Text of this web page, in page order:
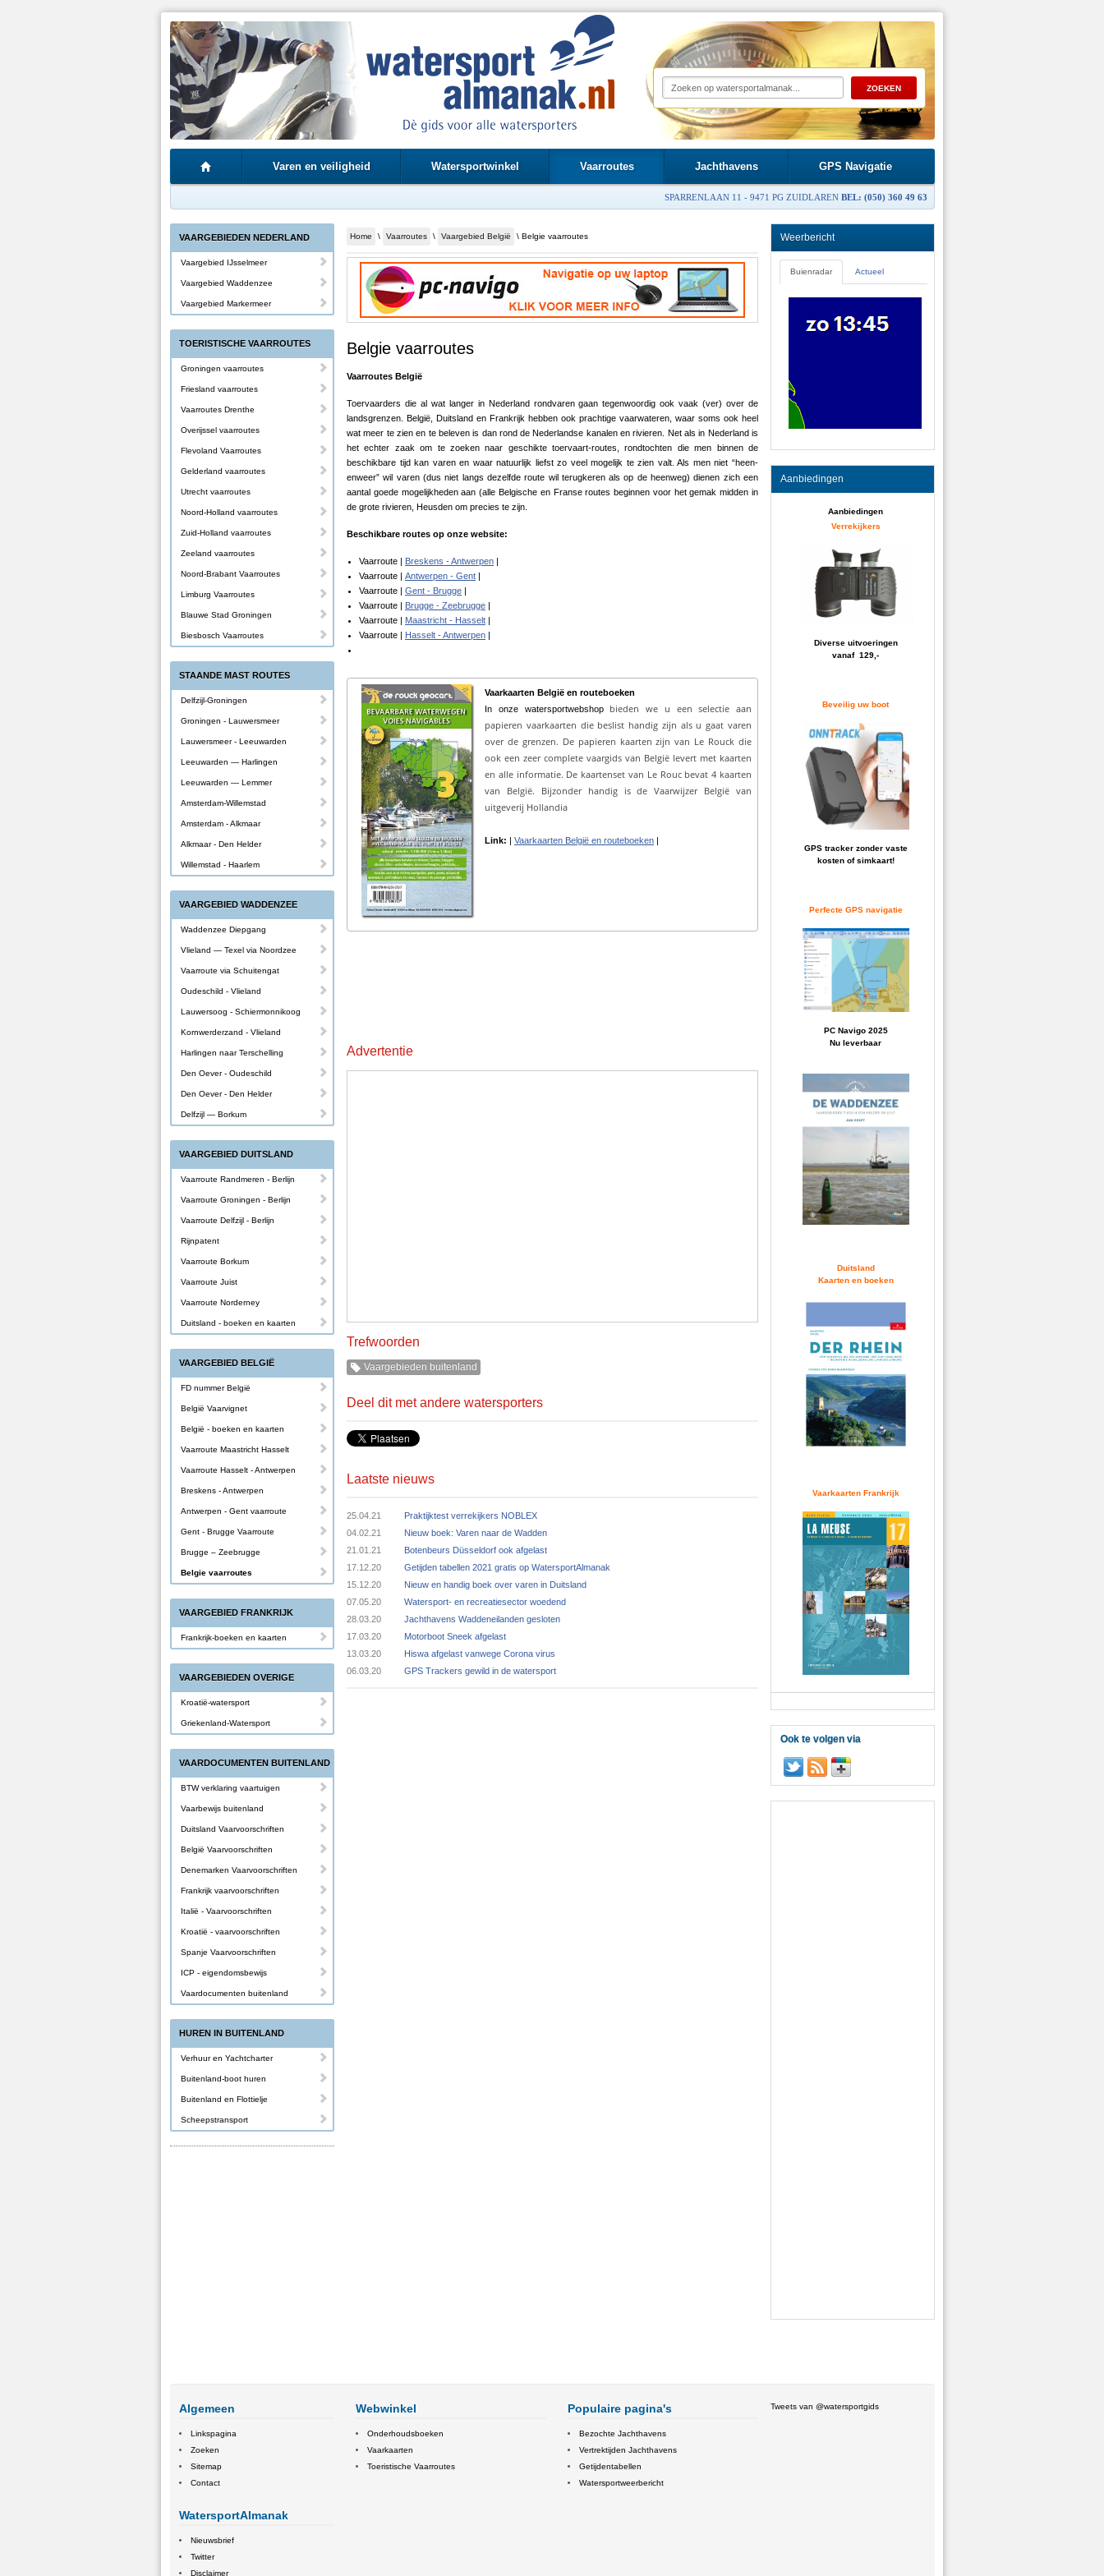
Varen en veiligheid Watersportwinkel Vaarroutes Jachthavens GPS Navigatie
SPARRENLAAN 11 - 9471 PG ZUIDLAREN BEL: (050) 360 49 63
Home \ Vaarroutes \ Vaargebied België \ Belgie vaarroutes
Belgie vaarroutes
Vaarroutes België
Toervaarders die al wat langer in Nederland rondvaren gaan tegenwoordig ook vaak (ver) over de
landsgrenzen. België, Duitsland en Frankrijk hebben ook prachtige vaarwateren, waar soms ook heel
wat meer te zien en te beleven is dan rond de Nederlandse kanalen en rivieren. Net als in Nederland is
het echter zaak om te zoeken naar geschikte toervaart-routes, rondtochten die men binnen de
beschikbare tijd kan varen en waar natuurlijk liefst zo veel mogelijk te zien valt. Als men niet “heen-
enweer” wil varen (dus niet langs dezelfde route wil terugkeren als op de heenweg) dienen zich een
aantal goede mogelijkheden aan (alle Belgische en Franse routes beginnen voor het gemak midden in
de grote rivieren, Heusden om precies te zijn.
Beschikbare routes op onze website:
Vaarroute | Breskens - Antwerpen |
Vaarroute | Antwerpen - Gent |
Vaarroute | Gent - Brugge |
Vaarroute | Brugge - Zeebrugge |
Vaarroute | Maastricht - Hasselt |
Vaarroute | Hasselt - Antwerpen |
Vaarkaarten België en routeboeken
In onze watersportwebshop bieden we u een selectie aan
papieren vaarkaarten die beslist handig zijn als u gaat varen
over de grenzen. De papieren kaarten zijn van Le Rouck die
ook een zeer complete vaargids van België levert met kaarten
en alle informatie. De kaartenset van Le Rouc bevat 4 kaarten
van België. Bijzonder handig is de Vaarwijzer België van
uitgeverij Hollandia
Link: | Vaarkaarten België en routeboeken |
Advertentie
Trefwoorden
Vaargebieden buitenland
Deel dit met andere watersporters
Laatste nieuws
25.04.21
Praktijktest verrekijkers NOBLEX
04.02.21
Nieuw boek: Varen naar de Wadden
21.01.21
Botenbeurs Düsseldorf ook afgelast
17.12.20
Getijden tabellen 2021 gratis op WatersportAlmanak
15.12.20
Nieuw en handig boek over varen in Duitsland
07.05.20
Watersport- en recreatiesector woedend
28.03.20
Jachthavens Waddeneilanden gesloten
17.03.20
Motorboot Sneek afgelast
13.03.20
Hiswa afgelast vanwege Corona virus
06.03.20
GPS Trackers gewild in de watersport
Weerbericht
Buienradar Actueel
Aanbiedingen
Aanbiedingen
Verrekijkers
Diverse uitvoeringen
vanaf 129,-
Beveilig uw boot
GPS tracker zonder vaste
kosten of simkaart!
Perfecte GPS navigatie
PC Navigo 2025
Nu leverbaar
Duitsland
Kaarten en boeken
Vaarkaarten Frankrijk
Ook te volgen via
VAARGEBIEDEN NEDERLAND
Vaargebied IJsselmeer
Vaargebied Waddenzee
Vaargebied Markermeer
TOERISTISCHE VAARROUTES
Groningen vaarroutes
Friesland vaarroutes
Vaarroutes Drenthe
Overijssel vaarroutes
Flevoland Vaarroutes
Gelderland vaarroutes
Utrecht vaarroutes
Noord-Holland vaarroutes
Zuid-Holland vaarroutes
Zeeland vaarroutes
Noord-Brabant Vaarroutes
Limburg Vaarroutes
Blauwe Stad Groningen
Biesbosch Vaarroutes
STAANDE MAST ROUTES
Delfzijl-Groningen
Groningen - Lauwersmeer
Lauwersmeer - Leeuwarden
Leeuwarden — Harlingen
Leeuwarden — Lemmer
Amsterdam-Willemstad
Amsterdam - Alkmaar
Alkmaar - Den Helder
Willemstad - Haarlem
VAARGEBIED WADDENZEE
Waddenzee Diepgang
Vlieland — Texel via Noordzee
Vaarroute via Schuitengat
Oudeschild - Vlieland
Lauwersoog - Schiermonnikoog
Kornwerderzand - Vlieland
Harlingen naar Terschelling
Den Oever - Oudeschild
Den Oever - Den Helder
Delfzijl — Borkum
VAARGEBIED DUITSLAND
Vaarroute Randmeren - Berlijn
Vaarroute Groningen - Berlijn
Vaarroute Delfzijl - Berlijn
Rijnpatent
Vaarroute Borkum
Vaarroute Juist
Vaarroute Norderney
Duitsland - boeken en kaarten
VAARGEBIED BELGIË
FD nummer België
België Vaarvignet
België - boeken en kaarten
Vaarroute Maastricht Hasselt
Vaarroute Hasselt - Antwerpen
Breskens - Antwerpen
Antwerpen - Gent vaarroute
Gent - Brugge Vaarroute
Brugge – Zeebrugge
Belgie vaarroutes
VAARGEBIED FRANKRIJK
Frankrijk-boeken en kaarten
VAARGEBIEDEN OVERIGE
Kroatië-watersport
Griekenland-Watersport
VAARDOCUMENTEN BUITENLAND
BTW verklaring vaartuigen
Vaarbewijs buitenland
Duitsland Vaarvoorschriften
België Vaarvoorschriften
Denemarken Vaarvoorschriften
Frankrijk vaarvoorschriften
Italië - Vaarvoorschriften
Kroatië - vaarvoorschriften
Spanje Vaarvoorschriften
ICP - eigendomsbewijs
Vaardocumenten buitenland
HUREN IN BUITENLAND
Verhuur en Yachtcharter
Buitenland-boot huren
Buitenland en Flottielje
Scheepstransport
Algemeen
Linkspagina
Zoeken
Sitemap
Contact
WatersportAlmanak
Nieuwsbrief
Twitter
Disclaimer
Webwinkel
Onderhoudsboeken
Vaarkaarten
Toeristische Vaarroutes
Populaire pagina's
Bezochte Jachthavens
Vertrektijden Jachthavens
Getijdentabellen
Watersportweerbericht
Tweets van @watersportgids